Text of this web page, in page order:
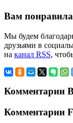
Вам
Мы будем
друзьями в
на канал RSS,
Комментарии
Комментарии